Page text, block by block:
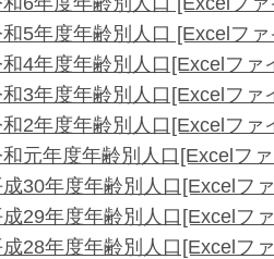
5年度年齢別人口 [Excelフ
4年度年齢別人口[Excelファ
3年度年齢別人口[Excelファ
2年度年齢別人口[Excelファ
元年度年齢別人口[Excelフ
30年度年齢別人口[Excelフ
29年度年齢別人口[Excelフ
28年度年齢別人口[Excelフ